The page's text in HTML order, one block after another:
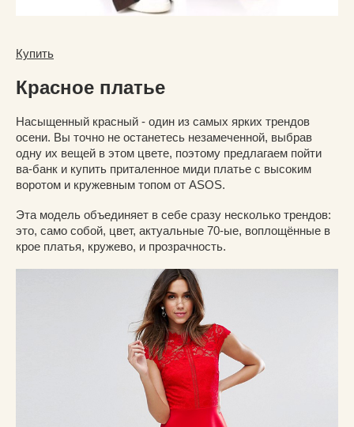
Купить
Красное платье
Насыщенный красный - один из самых ярких трендов
осени. Вы точно не останетесь незамеченной, выбрав
одну их вещей в этом цвете, поэтому предлагаем пойти
ва-банк и купить приталенное миди платье с высоким
воротом и кружевным топом от ASOS.
Эта модель объединяет в себе сразу несколько трендов:
это, само собой, цвет, актуальные 70-ые, воплощённые в
крое платья, кружево, и прозрачность.